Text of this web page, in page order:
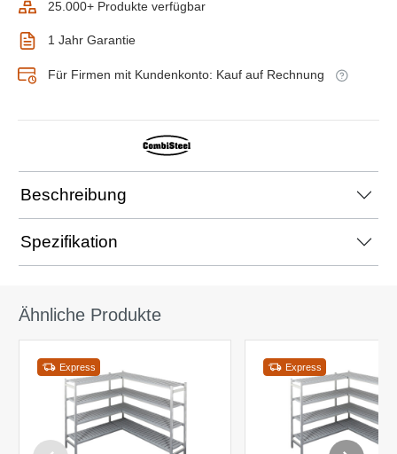
25.000+ Produkte verfügbar
1 Jahr Garantie
Für Firmen mit Kundenkonto: Kauf auf Rechnung
Beschreibung
Spezifikation
Ähnliche Produkte
Express Express